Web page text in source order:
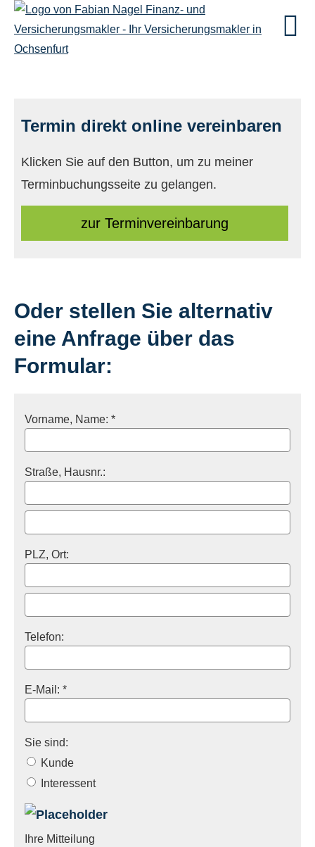
Termin direkt online vereinbaren
Klicken Sie auf den Button, um zu meiner
Terminbuchungsseite zu gelangen.
zur Terminvereinbarung
Oder stellen Sie alternativ
eine Anfrage über das
Formular:
Vorname, Name: *
Straße, Hausnr.:
PLZ, Ort:
Telefon:
E-Mail: *
Sie sind:
Kunde
Interessent
Ihre Mitteilung